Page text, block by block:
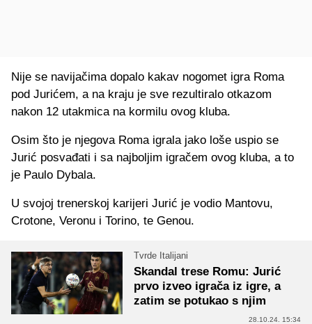
Nije se navijačima dopalo kakav nogomet igra Roma
pod Jurićem, a na kraju je sve rezultiralo otkazom
nakon 12 utakmica na kormilu ovog kluba.
Osim što je njegova Roma igrala jako loše uspio se
Jurić posvađati i sa najboljim igračem ovog kluba, a to
je Paulo Dybala.
U svojoj trenerskoj karijeri Jurić je vodio Mantovu,
Crotone, Veronu i Torino, te Genou.
Tvrde Italijani
Skandal trese Romu: Jurić
prvo izveo igrača iz igre, a
zatim se potukao s njim
28.10.24. 15:34